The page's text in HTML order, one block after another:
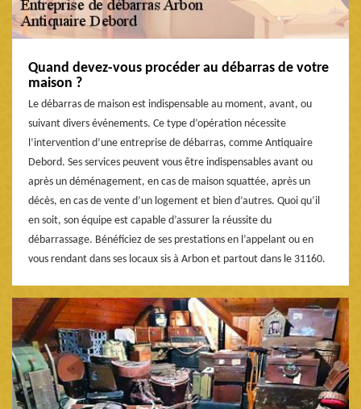
Quand devez-vous procéder au débarras de votre
maison ?
Le débarras de maison est indispensable au moment, avant, ou
suivant divers événements. Ce type d’opération nécessite
l’intervention d’une entreprise de débarras, comme Antiquaire
Debord. Ses services peuvent vous être indispensables avant ou
après un déménagement, en cas de maison squattée, après un
décès, en cas de vente d’un logement et bien d’autres. Quoi qu’il
en soit, son équipe est capable d’assurer la réussite du
débarrassage. Bénéficiez de ses prestations en l’appelant ou en
vous rendant dans ses locaux sis à Arbon et partout dans le 31160.